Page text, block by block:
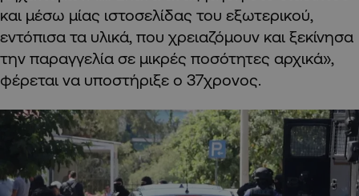
και μέσω μίας ιστοσελίδας του εξωτερικού,
εντόπισα τα υλικά, που χρειαζόμουν και ξεκίνησα
την παραγγελία σε μικρές ποσότητες αρχικά»,
φέρεται να υποστήριξε ο 37χρονος.